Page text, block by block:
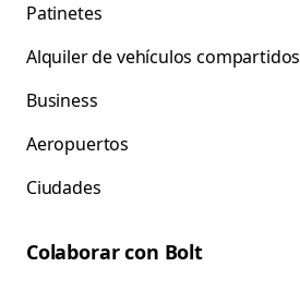
Patinetes
Alquiler de vehículos compartidos
Business
Aeropuertos
Ciudades
Colaborar con Bolt